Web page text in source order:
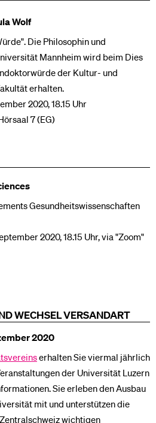
Wolf
Die Philosophin und
Mannheim wird beim Dies
der Kultur- und
erhalten.
2020, 18.15 Uhr
7 (EG)
Gesundheitswissenschaften
2020, 18.15 Uhr, via "Zoom"
WECHSEL VERSANDART
2020
erhalten Sie viermal jährlich
der Universität Luzern
Sie erleben den Ausbau
mit und unterstützen die
wichtigen